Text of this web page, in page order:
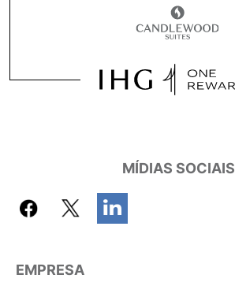
MÍDIAS SOCIAIS
EMPRESA